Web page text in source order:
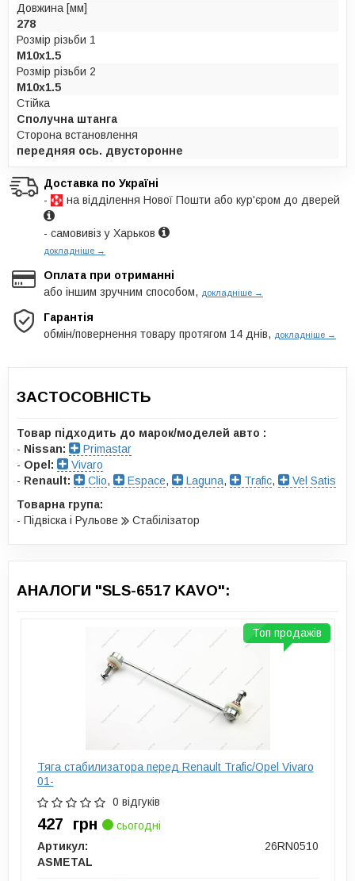
Довжина [мм]
278
Розмір різьби 1
M10x1.5
Розмір різьби 2
M10x1.5
Стійка
Сполучна штанга
Сторона встановлення
передняя ось. двусторонне
Доставка по Україні
-
на відділення Нової Пошти або кур'єром до дверей
- самовивіз у Харьков
докладніше →
Оплата при отриманні
або іншим зручним способом, докладніше →
Гарантія
обмін/повернення товару протягом 14 днів, докладніше →
ЗАСТОСОВНІСТЬ
Товар підходить до марок/моделей авто :
- Nissan:
Primastar
- Opel:
Vivaro
- Renault: Clio, Espace, Laguna, Trafic,
Vel Satis
Товарна група:
- Підвіска і Рульове
Стабілізатор
АНАЛОГИ "SLS-6517 KAVO":
Тяга стабилизатора перед Renault Trafic/Opel Vivaro
01-
0 відгуків
427 грн
сьогодні
Артикул:
26RN0510
ASMETAL
Топ продажів